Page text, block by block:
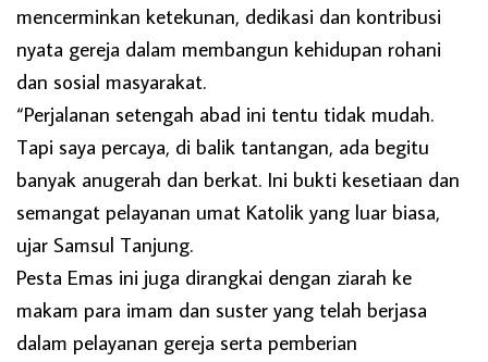
mencerminkan ketekunan, dedikasi dan kontribusi
nyata gereja dalam membangun kehidupan rohani
dan sosial masyarakat.
“Perjalanan setengah abad ini tentu tidak mudah.
Tapi saya percaya, di balik tantangan, ada begitu
banyak anugerah dan berkat. Ini bukti kesetiaan dan
semangat pelayanan umat Katolik yang luar biasa,
ujar Samsul Tanjung.
Pesta Emas ini juga dirangkai dengan ziarah ke
makam para imam dan suster yang telah berjasa
dalam pelayanan gereja serta pemberian